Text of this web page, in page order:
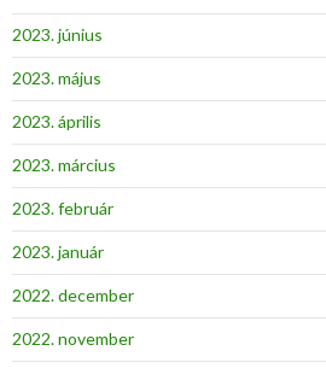
2023. június
2023. május
2023. április
2023. március
2023. február
2023. január
2022. december
2022. november